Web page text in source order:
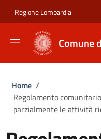
Regione Lombardia
Comune
Briciole di
Home /
Regolamento
parzialmente le attività